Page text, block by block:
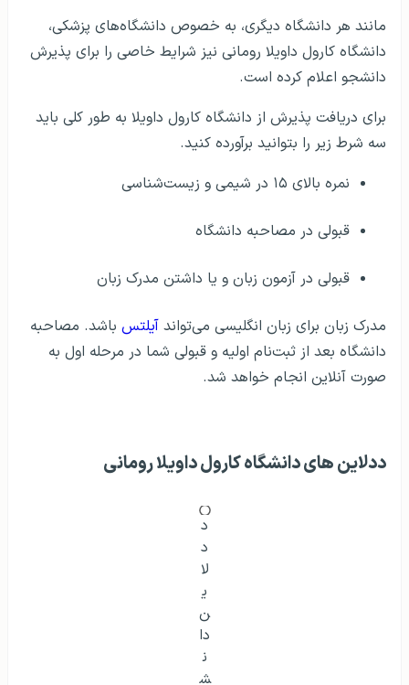
مانند هر دانشگاه دیگری، به خصوص دانشگاه‌های پزشکی،
دانشگاه کارول داویلا رومانی نیز شرایط خاصی را برای پذیرش
دانشجو اعلام کرده است.
برای دریافت پذیرش از دانشگاه کارول داویلا به طور کلی باید
سه شرط زیر را بتوانید برآورده کنید.
نمره بالای ۱۵ در شیمی و زیست‌شناسی
قبولی در مصاحبه دانشگاه
قبولی در آزمون زبان و یا داشتن مدرک زبان
مدرک زبان برای زبان انگلیسی می‌تواند آیلتس باشد. مصاحبه
دانشگاه بعد از ثبت‌نام اولیه و قبولی شما در مرحله اول به
صورت آنلاین انجام خواهد شد.
ددلاین های دانشگاه کارول داویلا رومانی
د
د
لا
ی
ن
دا
ن
ش